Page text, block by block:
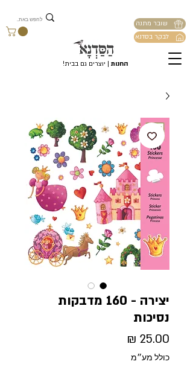
החנות | יוצרים גם בבית!
שובר מתנה
לבקר בסדנא
יצירה - 160 מדבקות
נסיכות
כולל מע״מ